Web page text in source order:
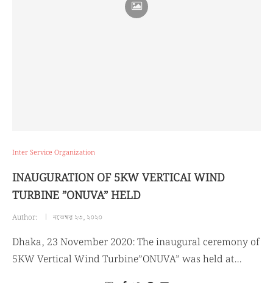
Inter Service Organization
INAUGURATION OF 5KW VERTICAI WIND
TURBINE ”ONUVA” HELD
Author: নভেম্বর ২৩, ২০২০
Dhaka, 23 November 2020: The inaugural ceremony of
5KW Vertical Wind Turbine”ONUVA” was held at…